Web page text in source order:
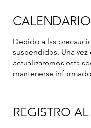
CALENDARIO
Debido a las
suspendidos. Una vez
actualizaremos esta
mantenerse
REGISTRO